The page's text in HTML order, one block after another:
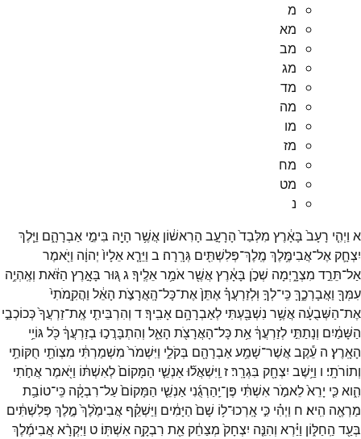
מ
מא
מב
מג
מד
מה
מו
מז
מח
מט
נ
א וַיְהִ֤י רָעָב֙ בָּאָ֔רֶץ מִלְּבַד֙ הָרָעָ֣ב הָרִאשׁ֔וֹן אֲשֶׁ֥ר הָיָ֖ה בִּימֵ֣י אַבְרָהָ֑ם וַיֵּ֧לֶךְ
יִצְחָ֛ק אֶל־אֲבִימֶּ֥לֶךְ מֶֽלֶךְ־פְּלִשְׁתִּ֖ים גְּרָֽרָה׃ ב וַיֵּרָ֤אאֵלָיו֙ יְהוָ֔ה וַיֹּ֖אמֶר
אַל־תֵּרֵ֣ד מִצְרָ֑יְמָה שְׁכֹ֣ן בָּאָ֔רֶץאֲשֶׁ֖ראֹמַ֥ראֵלֶֽיךָ׃גגּ֚וּר בָּאָ֣רֶץ הַזֹּ֔את וְאֶֽהְיֶ֥ה
עִמְּךָ֖ וַאֲבָרְכֶ֑ךָּכִּֽי־לְךָ֣ וּֽלְזַרְעֲךָ֗אֶתֵּן֙אֶת־כָּל־הָֽאֲרָצֹ֣ת הָאֵ֔ל וַהֲקִֽמֹתִי֙
אֶת־הַשְּׁבֻעָ֔ה אֲשֶׁ֥ר נִשְׁבַּ֖עְתִּי לְאַבְרָהָ֥ם אָבִֽיךָ׃ד וְהִרְבֵּיתִ֤י אֶֽת־זַרְעֲךָ֙כְּכוֹכְבֵ֣י
הַשָּׁמַ֔יִם וְנָתַתִּ֣י לְזַרְעֲךָ֔אֵ֥תכָּל־הָאֲרָצֹ֖ת הָאֵ֑ל וְהִתְבָּרֲכ֣וּ בְזַרְעֲךָ֔כֹּ֖לגּוֹיֵ֥י
הָאָֽרֶץ׃ ה עֵ֕קֶבאֲשֶׁר־שָׁמַ֥עאַבְרָהָ֖ם בְּקֹלִ֑י וַיִּשְׁמֹר֙ מִשְׁמַרְתִּ֔י מִצְוֺתַ֖י חֻקּוֹתַ֥י
וְתוֹרֹתָֽי׃ ו וַיֵּ֥שֶׁב יִצְחָ֖ק בִּגְרָֽר׃ז וַֽיִּשְׁאֲל֞וּאַנְשֵׁ֤י הַמָּקוֹם֙לְאִשְׁתּ֔וֹ וַיֹּ֖אמֶראֲחֹ֣תִי
הִ֑ואכִּ֤י יָרֵא֙לֵאמֹ֣ראִשְׁתִּ֔י פֶּן־יַֽהַרְגֻ֜נִי אַנְשֵׁ֤י הַמָּקוֹם֙עַל־רִבְקָ֔ה כִּֽי־טוֹבַ֥ת
מַרְאֶ֖ה הִֽיא׃ ח וַיְהִ֗י כִּ֣י אָֽרְכוּ־ל֥וֹ שָׁם֙ הַיָּמִ֔ים וַיַּשְׁקֵ֗ף אֲבִימֶ֙לֶךְ֙ מֶ֣לֶךְ פְּלִשְׁתִּ֔ים
בְּעַ֖ד הַֽחַלּ֑וֹן וַיַּ֗רְא וְהִנֵּ֤ה יִצְחָק֙ מְצַחֵ֔ק אֵ֖ת רִבְקָ֥ה אִשְׁתּֽוֹ׃ ט וַיִּקְרָ֨אאֲבִימֶ֜לֶךְ